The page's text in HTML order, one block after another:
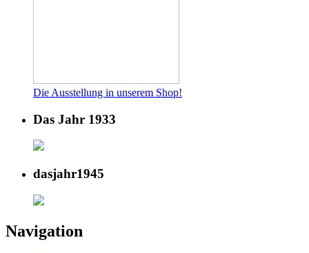
Die Ausstellung in unserem Shop!
Das Jahr 1933
dasjahr1945
Navigation